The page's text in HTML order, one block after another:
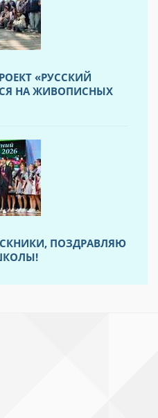
«РУССКИЙ
НА ЖИВОПИСНЫХ
ПОЗДРАВЛЯЮ